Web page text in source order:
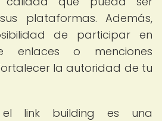
plataformas. Además,
de participar en
enlaces o menciones
la autoridad de tu
el link building es una